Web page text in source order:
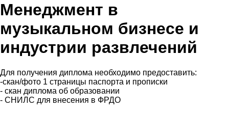
Менеджмент в
музыкальном бизнесе и
индустрии развлечений
Для получения диплома необходимо предоставить:
-скан/фото 1 страницы паспорта и прописки
- скан диплома об образовании
- СНИЛС для внесения в ФРДО